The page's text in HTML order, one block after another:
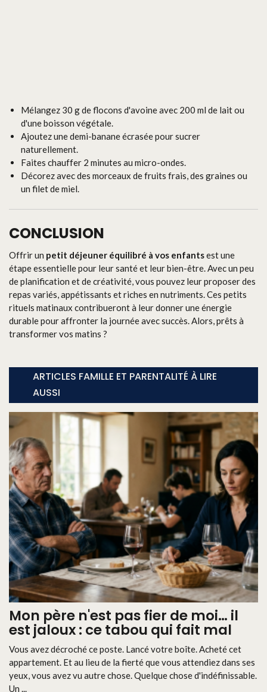
Mélangez 30 g de flocons d'avoine avec 200 ml de lait ou
d'une boisson végétale.
Ajoutez une demi-banane écrasée pour sucrer
naturellement.
Faites chauffer 2 minutes au micro-ondes.
Décorez avec des morceaux de fruits frais, des graines ou
un filet de miel.
CONCLUSION
Offrir un petit déjeuner équilibré à vos enfantsest une
étape essentielle pour leur santé et leur bien-être. Avec un peu
de planification et de créativité, vous pouvez leur proposer des
repas variés, appétissants et riches en nutriments. Ces petits
rituels matinaux contribueront à leur donner une énergie
durable pour affronter la journée avec succès. Alors, prêts à
transformer vos matins ?
ARTICLES FAMILLE ET PARENTALITÉ À LIRE
AUSSI
Mon père n'est pas fier de moi… il
est jaloux : ce tabou qui fait mal
Vous avez décroché ce poste. Lancé votre boîte. Acheté cet
appartement. Et au lieu de la fierté que vous attendiez dans ses
yeux, vous avez vu autre chose. Quelque chose d'indéfinissable.
Un ...